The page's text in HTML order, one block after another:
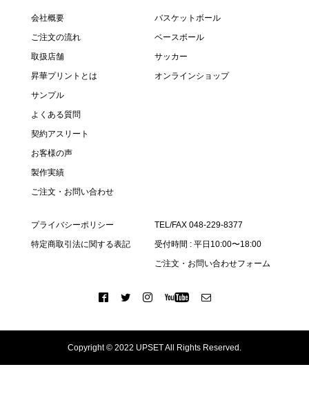
会社概要
ご注文の流れ
取扱店舗
昇華プリントとは
サンプル
よくある質問
契約アスリート
お客様の声
製作実績
ご注文・お問い合わせ
バスケットボール
ベースボール
サッカー
オンラインショップ
プライバシーポリシー
特定商取引法に関する表記
TEL/FAX 048-229-8377
受付時間 : 平日10:00〜18:00
ご注文・お問い合わせフォーム
Copyright © 2022 UPSET All Rights Reserved.